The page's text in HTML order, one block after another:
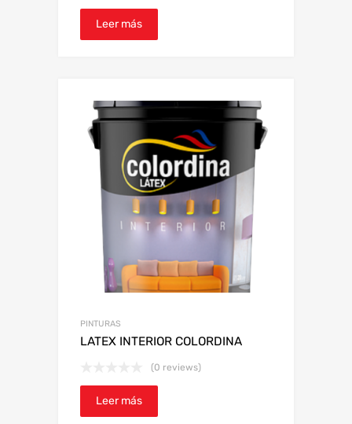
Leer más
PINTURAS
LATEX INTERIOR COLORDINA
(0 reviews)
Leer más